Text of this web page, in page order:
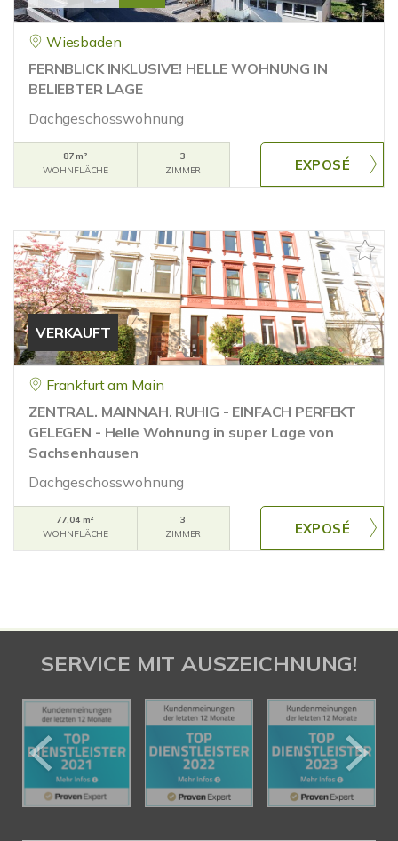
Wiesbaden
FERNBLICK INKLUSIVE! HELLE WOHNUNG IN
BELIEBTER LAGE
Dachgeschosswohnung
87 m²
WOHNFLÄCHE
3
ZIMMER
VERKAUFT
Frankfurt am Main
ZENTRAL. MAINNAH. RUHIG - EINFACH PERFEKT
GELEGEN - Helle Wohnung in super Lage von
Sachsenhausen
Dachgeschosswohnung
77,04 m²
WOHNFLÄCHE
3
ZIMMER
SERVICE MIT AUSZEICHNUNG!